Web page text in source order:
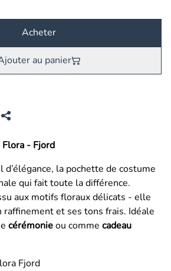
Acheter
au panier
- Fjord
la pochette de costume
qui fait toute la différence.
aux motifs floraux délicats - elle
raffinement et ses tons frais. Idéale
cérémonieou comme cadeau
Fjord